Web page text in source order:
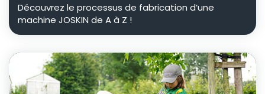
Découvrez le processus de fabrication d’une
machine JOSKIN de A à Z !